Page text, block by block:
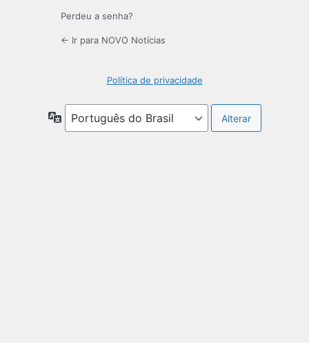
Perdeu a senha?
← Ir para NOVO Notícias
Política de privacidade
Idioma